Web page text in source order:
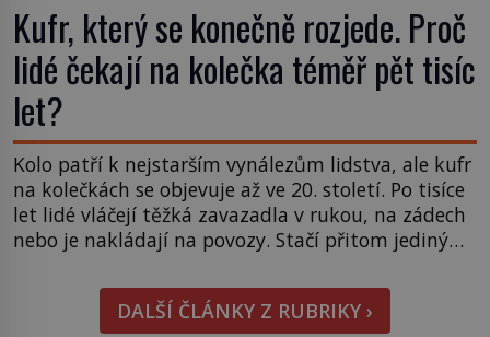
Kufr, který se konečně rozjede. Proč
lidé čekají na kolečka téměř pět tisíc
let?
Kolo patří k nejstarším vynálezům lidstva, ale kufr
na kolečkách se objevuje až ve 20. století. Po tisíce
let lidé vláčejí těžká zavazadla v rukou, na zádech
nebo je nakládají na povozy. Stačí přitom jediný
nikdo dlouho nedostane. Až jednou se na letišti
ozve věta, která změní […]
DALŠÍ ČLÁNKY Z RUBRIKY ›